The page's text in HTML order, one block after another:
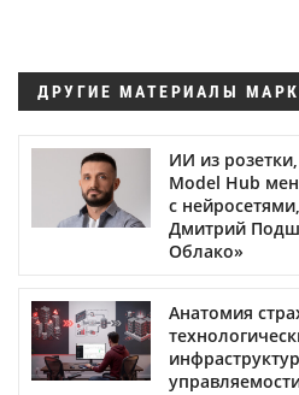
ДРУГИЕ МАТЕРИАЛЫ
ИИ из
Model Hub
с
Дмитрий
Облако»
Анатомия